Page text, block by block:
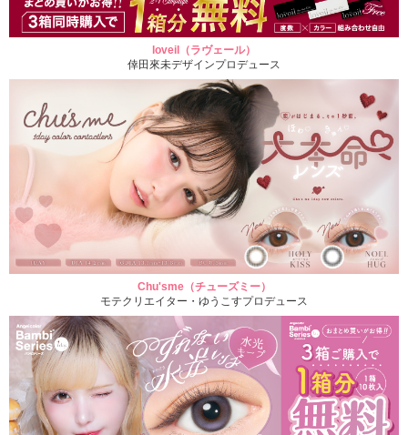
loveil（ラヴェール）
倖田來未デザインプロデュース
Chu'sme（チューズミー）
モテクリエイター・ゆうこすプロデュース